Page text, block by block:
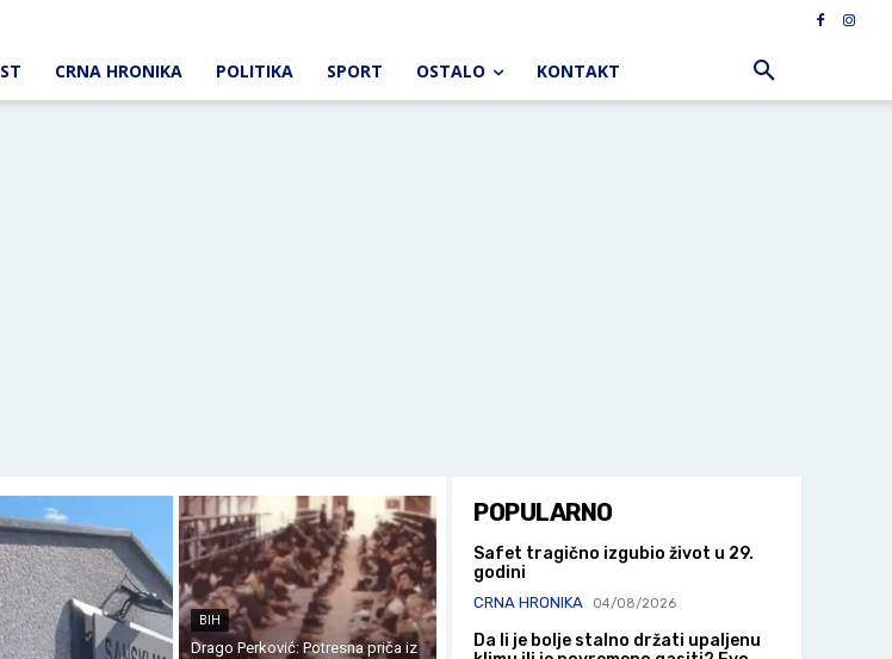
CRNA HRONIKA POLITIKA SPORT OSTALO KONTAKT
BIH
Drago Perković: Potresna priča iz
POPULARNO
Safet tragično izgubio život u 29.
godini
CRNA HRONIKA 04/08/2026
Da li je bolje stalno držati upaljenu